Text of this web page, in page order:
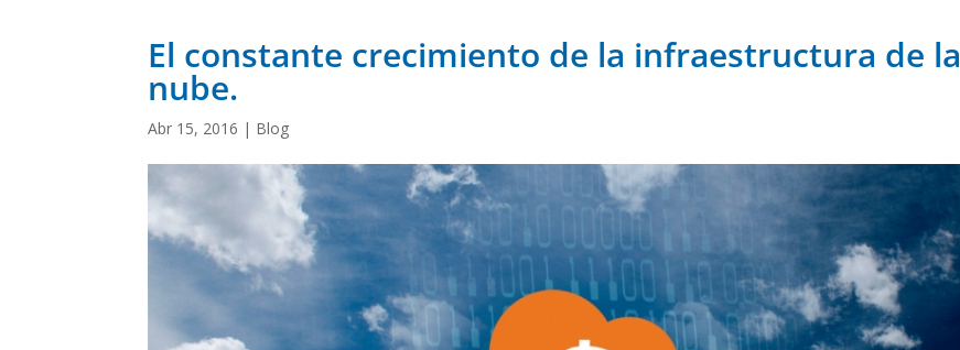
El constante crecimiento de la infraestructura de la
nube.
Abr 15, 2016 | Blog